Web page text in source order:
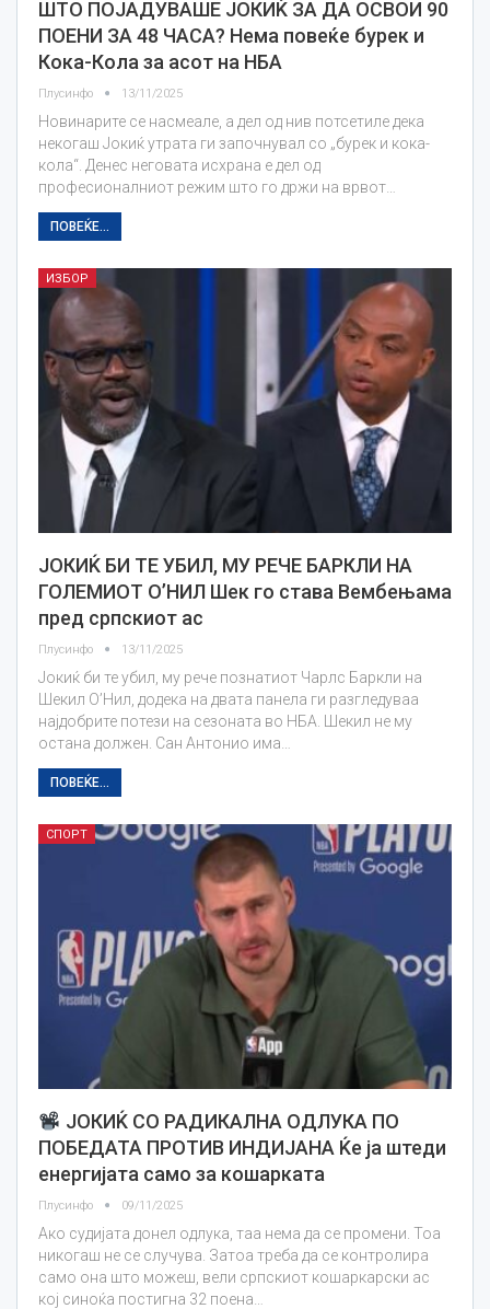
ШТО ПОЈАДУВАШЕ ЈОКИЌ ЗА ДА ОСВОИ 90
ПОЕНИ ЗА 48 ЧАСА? Нема повеќе бурек и
Кока-Кола за асот на НБА
Плусинфо 13/11/2025
Новинарите се насмеале, а дел од нив потсетиле дека
некогаш Јокиќ утрата ги започнувал со „бурек и кока-
кола“. Денес неговата исхрана е дел од
професионалниот режим што го држи на врвот…
ПОВЕЌЕ...
ИЗБОР
ЈОКИЌ БИ ТЕ УБИЛ, МУ РЕЧЕ БАРКЛИ НА
ГОЛЕМИОТ O’НИЛ Шек го става Вембењама
пред српскиот ас
Плусинфо 13/11/2025
Јокиќ би те убил, му рече познатиот Чарлс Баркли на
Шекил О’Нил, додека на двата панела ги разгледуваа
најдобрите потези на сезoната во НБА. Шекил не му
остана должен. Сан Антонио има…
ПОВЕЌЕ...
СПОРТ
ЈОКИЌ СО РАДИКАЛНА ОДЛУКА ПО
ПОБЕДАТА ПРОТИВ ИНДИЈАНА Ќе ја штеди
енергијата само за кошарката
Плусинфо 09/11/2025
Ако судијата донел одлука, таа нема да се промени. Тоа
никогаш не се случува. Затоа треба да се контролира
само она што можеш, вели српскиот кошаркарски ас
кој синоќа постигна 32 поена…